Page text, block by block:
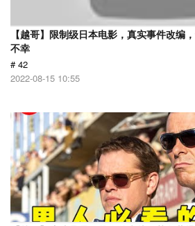
【越哥】限制级日本电影，真实事件改编
不幸
# 42
2022-08-15 10:55